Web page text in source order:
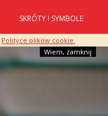
Polityce plików cookie.
Wiem, zamknij
SKRÓTY I SYMBOLE